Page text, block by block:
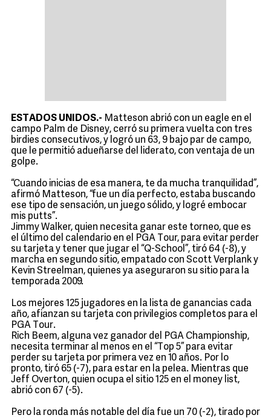
ESTADOS UNIDOS.- Matteson abrió con un eagle en el
campo Palm de Disney, cerró su primera vuelta con tres
birdies consecutivos, y logró un 63, 9 bajo par de campo,
que le permitió adueñarse del liderato, con ventaja de un
golpe.
“Cuando inicias de esa manera, te da mucha tranquilidad”,
afirmó Matteson, “fue un día perfecto, estaba buscando
ese tipo de sensación, un juego sólido, y logré embocar
mis putts”.
Jimmy Walker, quien necesita ganar este torneo, que es
el último del calendario en el PGA Tour, para evitar perder
su tarjeta y tener que jugar el “Q-School”, tiró 64 (-8), y
marcha en segundo sitio, empatado con Scott Verplank y
Kevin Streelman, quienes ya aseguraron su sitio para la
temporada 2009.
Los mejores 125 jugadores en la lista de ganancias cada
año, afianzan su tarjeta con privilegios completos para el
PGA Tour.
Rich Beem, alguna vez ganador del PGA Championship,
necesita terminar al menos en el “Top 5” para evitar
perder su tarjeta por primera vez en 10 años. Por lo
pronto, tiró 65 (-7), para estar en la pelea. Mientras que
Jeff Overton, quien ocupa el sitio 125 en el money list,
abrió con 67 (-5).
Pero la ronda más notable del día fue un 70 (-2), tirado por